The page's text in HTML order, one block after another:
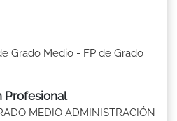
Grado Medio - FP de Grado
Profesional
MEDIO ADMINISTRACIÓN